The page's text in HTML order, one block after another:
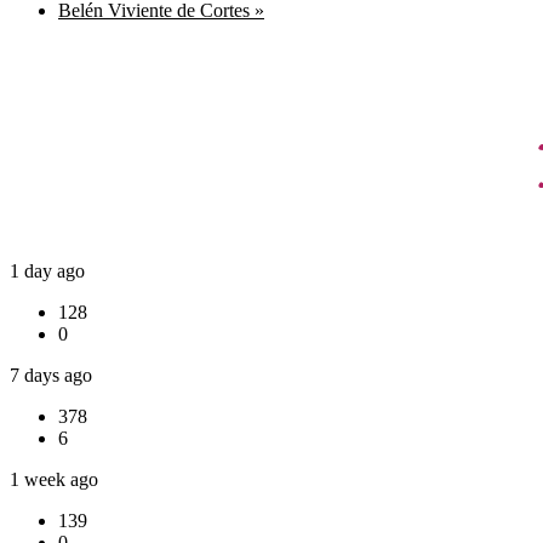
Belén Viviente de Cortes »
1 day ago
128
0
7 days ago
378
6
1 week ago
139